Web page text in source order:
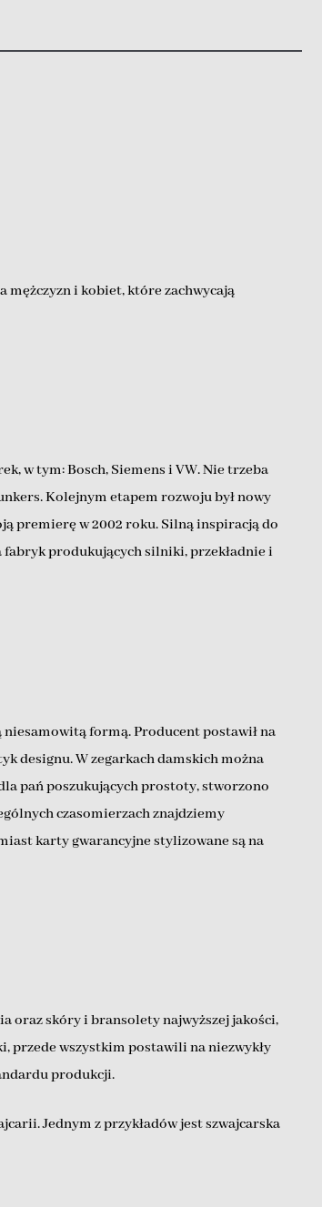
i kobiet, które zachwycają
w tym: Bosch, Siemens i VW. Nie trzeba
Kolejnym etapem rozwoju był nowy
premierę w 2002 roku. Silną inspiracją do
produkujących silniki, przekładnie i
niesamowitą formą. Producent postawił na
designu. W zegarkach damskich można
pań poszukujących prostoty, stworzono
czasomierzach znajdziemy
karty gwarancyjne stylizowane są na
oraz skóry i bransolety najwyższej jakości,
przede wszystkim postawili na niezwykły
produkcji.
Jednym z przykładów jest szwajcarska